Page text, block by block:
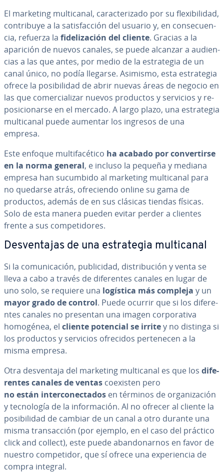
El marketing mu­l­ti­ca­nal, ca­ra­c­te­ri­za­do por su fle­xi­bi­li­dad,
co­n­tri­bu­ye a la sa­ti­s­fa­c­ción del usuario y, en co­n­se­cue­n­
cia, refuerza la fi­de­li­za­ción del cliente. Gracias a la
aparición de nuevos canales, se puede alcanzar a au­die­n­
cias a las que antes, por medio de la es­tra­te­gia de un
canal único, no podía llegarse. Asimismo, esta es­tra­te­gia
ofrece la po­si­bi­li­dad de abrir nuevas áreas de negocio en
las que co­me­r­cia­li­zar nuevos productos y servicios y re­
po­si­cio­nar­se en el mercado. A largo plazo, una es­tra­te­gia
mu­l­ti­ca­nal puede aumentar los ingresos de una
empresa.
Este enfoque mu­l­ti­fa­cé­ti­co ha acabado por co­n­ve­r­ti­r­se
en la norma general, e incluso la pequeña y mediana
empresa han sucumbido al marketing mu­l­ti­ca­nal para
no quedarse atrás, ofre­cie­n­do online su gama de
productos, además de en sus clásicas tiendas físicas.
Solo de esta manera pueden evitar perder a clientes
frente a sus co­m­pe­ti­do­res.
De­s­ve­n­ta­jas de una es­tra­te­gia mu­l­ti­ca­nal
Si la co­mu­ni­ca­ción, pu­bli­ci­dad, di­s­tri­bu­ción y venta se
lleva a cabo a través de di­fe­re­n­tes canales en lugar de
uno solo, se requiere una logística más compleja y un
mayor grado de control. Puede ocurrir que si los di­fe­re­
n­tes canales no presentan una imagen co­r­po­ra­ti­va
homogénea, el cliente potencial se irritey no distinga si
los productos y servicios ofrecidos pe­r­te­ne­cen a la
misma empresa.
Otra de­s­ve­n­ta­ja del marketing mu­l­ti­ca­nal es que los di­fe­
re­n­tes canales de ventas coexisten pero
no están in­te­r­co­ne­c­ta­dos en términos de or­ga­ni­za­ción
y te­c­no­lo­gía de la in­fo­r­ma­ción. Al no ofrecer al cliente la
po­si­bi­li­dad de cambiar de un canal a otro durante una
misma tra­n­sac­ción (por ejemplo, en el caso del práctico
click and collect), este puede aba­n­do­nar­nos en favor de
nuestro co­m­pe­ti­dor, que sí ofrece una ex­pe­rie­n­cia de
compra integral.